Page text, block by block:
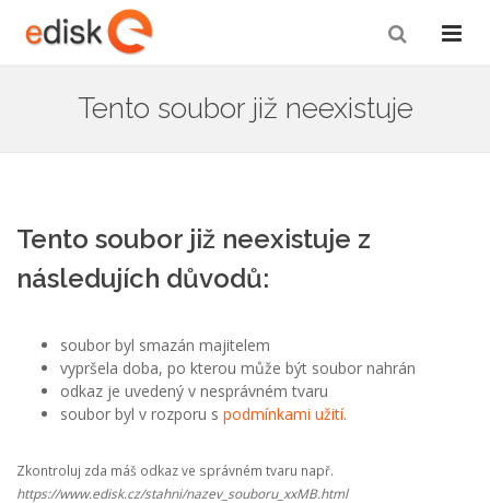
Tento soubor již neexistuje
Tento soubor již neexistuje z
následujích důvodů:
soubor byl smazán majitelem
vypršela doba, po kterou může být soubor nahrán
odkaz je uvedený v nesprávném tvaru
soubor byl v rozporu s podmínkami užití.
Zkontroluj zda máš odkaz ve správném tvaru např.
https://www.edisk.cz/stahni/nazev_souboru_xxMB.html